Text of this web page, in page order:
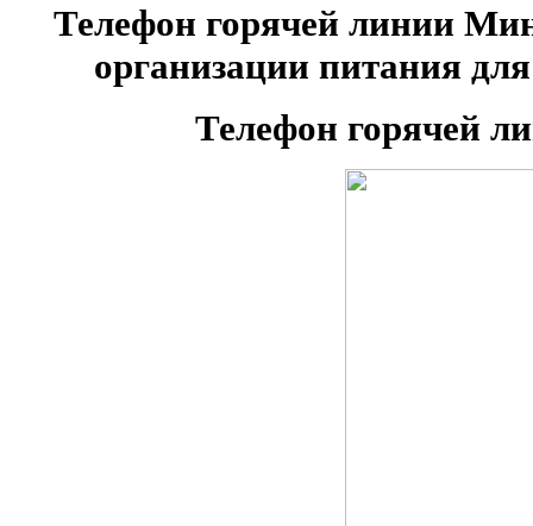
Телефон горячей линии
организации питания
Телефон горячей